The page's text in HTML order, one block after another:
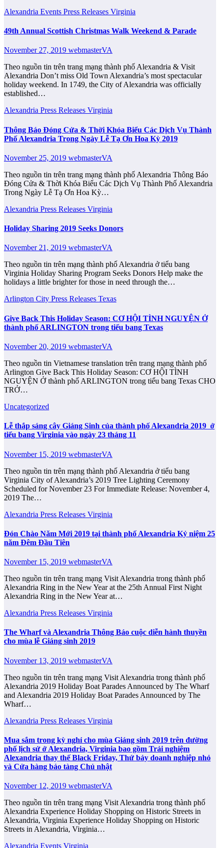
Alexandria Events Press Releases Virginia
49th Annual Scottish Christmas Walk Weekend & Parade
November 27, 2019 webmasterVA
Theo nguồn tin trên trang mạng thành phố Alexandria & Visit
Alexandria Don’t miss Old Town Alexandria’s most spectacular
holiday weekend. In 1749, the City of Alexandria was officially
established…
Alexandria Press Releases Virginia
Thông Báo Đóng Cửa & Thời Khóa Biểu Các Dịch Vụ Thành
Phố Alexandria Trong Ngày Lễ Tạ Ơn Hoa Kỳ 2019
November 25, 2019 webmasterVA
Theo nguồn tin trên trang mạng thành phố Alexandria Thông Báo
Đóng Cửa & Thời Khóa Biểu Các Dịch Vụ Thành Phố Alexandria
Trong Ngày Lễ Tạ Ơn Hoa Kỳ…
Alexandria Press Releases Virginia
Holiday Sharing 2019 Seeks Donors
November 21, 2019 webmasterVA
Theo nguồn tin trên mạng thành phố Alexandria ở tiểu bang
Virginia Holiday Sharing Program Seeks Donors Help make the
holidays a little brighter for those in need through the…
Arlington City Press Releases Texas
Give Back This Holiday Season: CƠ HỘI TÌNH NGUYỆN Ở
thành phố ARLINGTON trong tiểu bang Texas
November 20, 2019 webmasterVA
Theo nguồn tin Vietnamese translation trên trang mạng thành phố
Arlington Give Back This Holiday Season: CƠ HỘI TÌNH
NGUYỆN Ở thành phố ARLINGTON trong tiểu bang Texas CHO
TRỞ…
Uncategorized
Lễ thắp sáng cây Giáng Sinh của thành phố Alexandria 2019 ​ ở
tiểu bang Virginia vào ngày 23 tháng 11
November 15, 2019 webmasterVA
Theo nguồn tin trên mạng thành phố Alexandria ở tiểu bang
Virginia City of Alexandria’s 2019 Tree Lighting Ceremony
Scheduled for November 23 For Immediate Release: November 4,
2019 The…
Alexandria Press Releases Virginia
Đón Chào Năm Mới 2019 tại thành phố Alexandria Kỷ niệm 25
năm Đêm Đầu Tiên
November 15, 2019 webmasterVA
Theo nguồn tin trên trang mạng Visit Alexandria trong thành phố
Alexandria Ring in the New Year at the 25th Annual First Night
Alexandria Ring in the New Year at…
Alexandria Press Releases Virginia
The Wharf và Alexandria Thông Báo cuộc diễn hành thuyền
cho mùa lễ Giáng sinh 2019
November 13, 2019 webmasterVA
Theo nguồn tin trên trang mạng Visit Alexandria trong thành phố
Alexandria 2019 Holiday Boat Parades Announced by The Wharf
and Alexandria 2019 Holiday Boat Parades Announced by The
Wharf…
Alexandria Press Releases Virginia
Mua sắm trong kỳ nghỉ cho mùa Giáng sinh 2019 trên đường
phố lịch sử ở Alexandria, Virginia bao gồm Trải nghiệm
Alexandria thay thế Black Friday, Thứ bảy doanh nghiệp nhỏ
và Cửa hàng bảo tàng Chủ nhật
November 12, 2019 webmasterVA
Theo nguồn tin trên trang mạng Visit Alexandria trong thành phố
Alexandria Experience Holiday Shopping on Historic Streets in
Alexandria, Virginia Experience Holiday Shopping on Historic
Streets in Alexandria, Virginia…
Alexandria Events Virginia